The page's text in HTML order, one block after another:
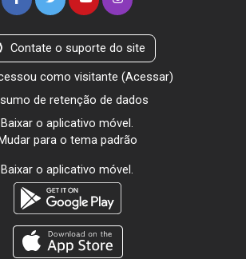
Contate o suporte do site
como visitante (Acessar)
de retenção de dados
Baixar o aplicativo móvel.
para o tema padrão
Baixar o aplicativo móvel.